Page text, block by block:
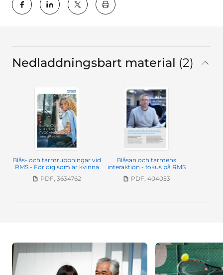
key:global.print-this-page
Nedladdningsbart material 2Totalt
Blås- och tarmrubbningar vid
RMS - För dig som är kvinna
PDF, 3634762
Blåsan och tarmens
interaktion - fokus på RMS
PDF, 404053